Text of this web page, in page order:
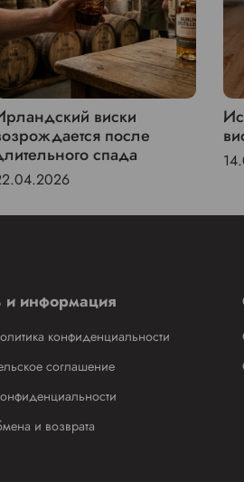
виски
после
спада
информация
конфиденциальности
соглашение
и возврата